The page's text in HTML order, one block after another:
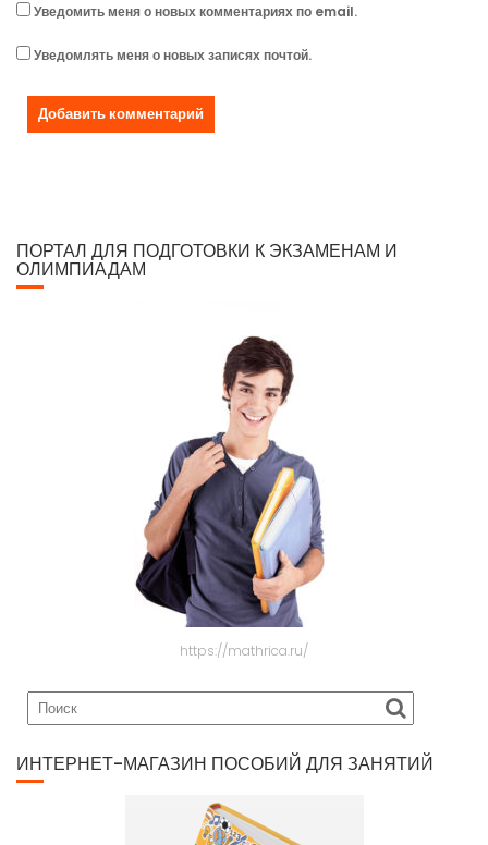
Уведомить меня о новых комментариях по email.
Уведомлять меня о новых записях почтой.
ПОРТАЛ ДЛЯ ПОДГОТОВКИ К ЭКЗАМЕНАМ И
ОЛИМПИАДАМ
https://mathrica.ru/
ИНТЕРНЕТ-МАГАЗИН ПОСОБИЙ ДЛЯ ЗАНЯТИЙ